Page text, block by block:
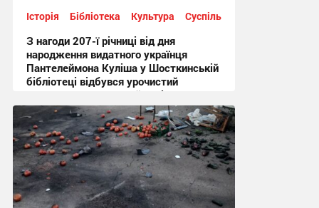
Історія Бібліотека Культура Суспільство
З нагоди 207-ї річниці від дня
народження видатного українця
Пантелеймона Куліша у Шосткинській
бібліотеці відбувся урочистий
культурно-мистецький захід + Фото
12:44 сьогодні